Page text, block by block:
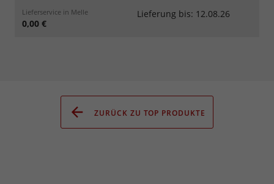
Lieferservice in Melle
0,00 €
Lieferung bis: 12.08.26
ZURÜCK ZU TOP PRODUKTE